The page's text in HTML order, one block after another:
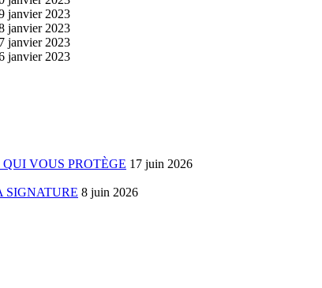
janvier 2023
janvier 2023
janvier 2023
janvier 2023
VOUS PROTÈGE 17 juin 2026
SIGNATURE 8 juin 2026